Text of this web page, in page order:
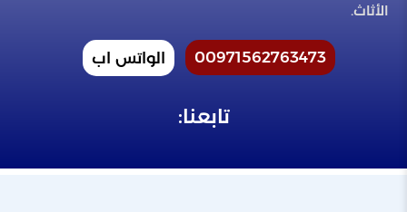
الأثاث.
00971562763473 الواتس اب
تابعنا: